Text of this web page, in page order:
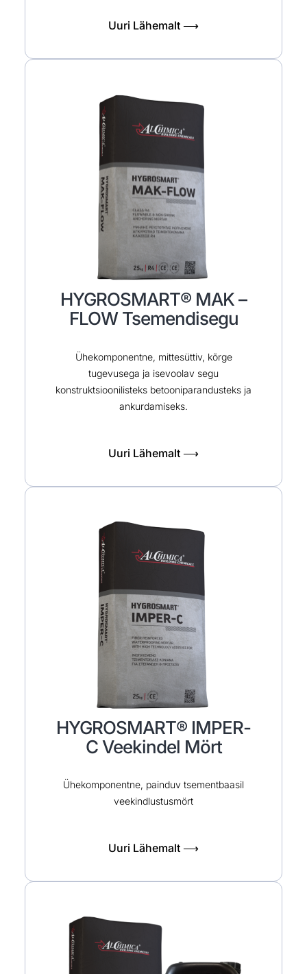
Uuri Lähemalt ⟶
HYGROSMART® MAK –
FLOW Tsemendisegu
Ühekomponentne, mittesüttiv, kõrge
tugevusega ja isevoolav segu
konstruktsioonilisteks betooniparandusteks ja
ankurdamiseks.
Uuri Lähemalt ⟶
HYGROSMART® IMPER-
C Veekindel Mört
Ühekomponentne, painduv tsementbaasil
veekindlustusmört
Uuri Lähemalt ⟶